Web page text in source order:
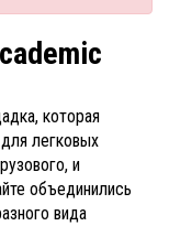
которая
легковых
и
объединились
вида